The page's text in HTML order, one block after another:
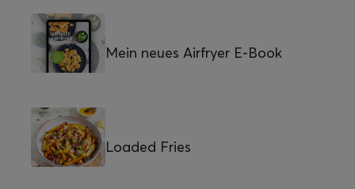
Mein neues Airfryer E-Book
Loaded Fries